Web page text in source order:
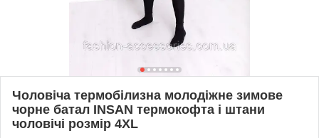
Чоловіча термобілизна молодіжне зимове
чорне батал INSAN термокофта і штани
чоловічі розмір 4ХL